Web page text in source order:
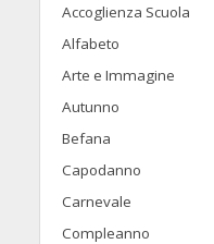
Accoglienza Scuola
Alfabeto
Arte e Immagine
Autunno
Befana
Capodanno
Carnevale
Compleanno